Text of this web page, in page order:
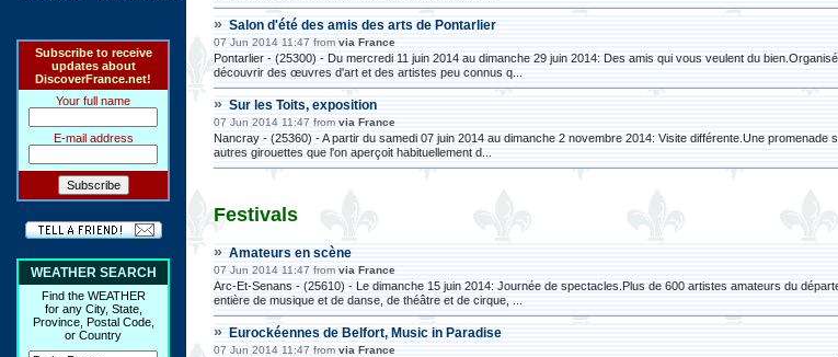
Subscribe to receive
updates about
DiscoverFrance.net!
Your full name
E-mail address
WEATHER SEARCH
Find the WEATHER
for any City, State,
Province, Postal Code,
or Country
» Salon d'été des amis des arts de Pontarlier
07 Jun 2014 11:47 from via France
Pontarlier - (25300) - Du mercredi 11 juin 2014 au dimanche 29 juin 2014: Des amis qui vous veulent du
découvrir des œuvres d'art et des artistes peu connus q...
» Sur les Toits, exposition
07 Jun 2014 11:47 from via France
Nancray - (25360) - A partir du samedi 07 juin 2014 au dimanche 2 novembre 2014: Visite différente.Une
autres girouettes que l'on aperçoit habituellement d...
Festivals
» Amateurs en scène
07 Jun 2014 11:47 from via France
Arc-Et-Senans - (25610) - Le dimanche 15 juin 2014: Journée de spectacles.Plus de 600 artistes amateurs du
entière de musique et de danse, de théâtre et de cirque, ...
» Eurockéennes de Belfort, Music in Paradise
07 Jun 2014 11:47 from via France